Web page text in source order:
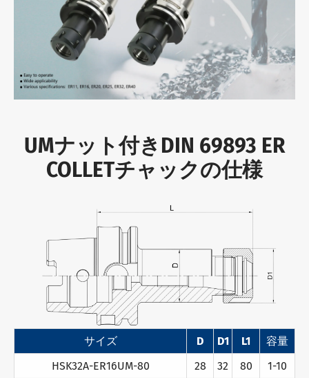
UMナット付きDIN 69893 ER
COLLETチャックの仕様
サイズ D D1 L1
容量
HSK32A-ER16UM-80
28 32 80
1-10